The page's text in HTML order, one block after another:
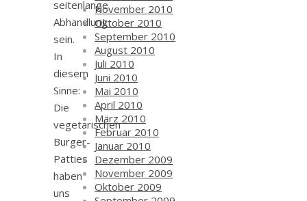
seitenlange
Abhandlung
sein.
In
diesem
Sinne:
Die
vegetarischen
Burger-
Patties
haben
uns
November 2010
Oktober 2010
September 2010
August 2010
Juli 2010
Juni 2010
Mai 2010
April 2010
März 2010
Februar 2010
Januar 2010
Dezember 2009
November 2009
Oktober 2009